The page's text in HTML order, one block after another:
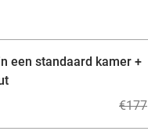
een standaard kamer +
€177